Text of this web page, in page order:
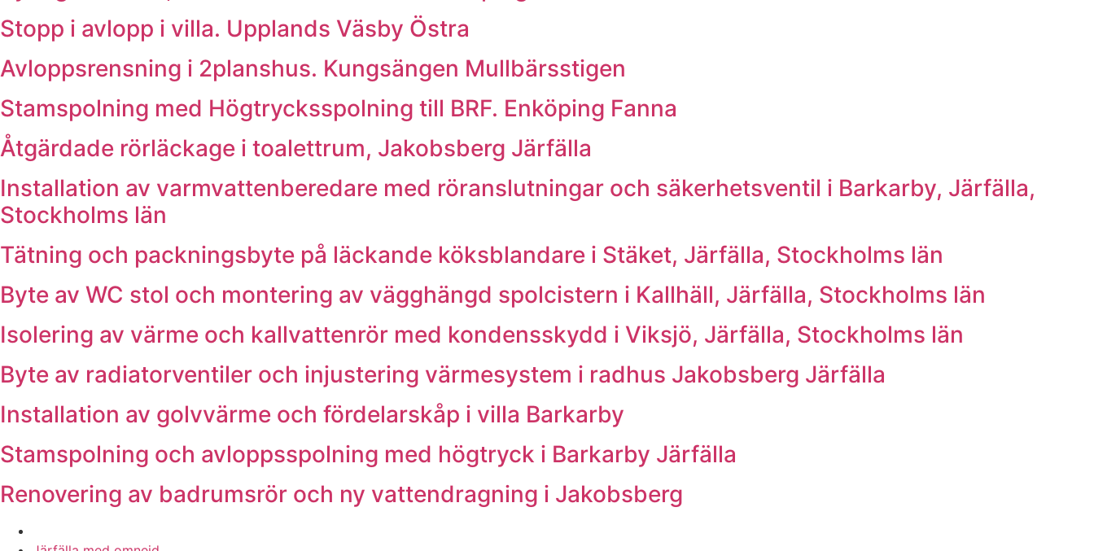
Stopp i avlopp i villa. Upplands Väsby Östra
Avloppsrensning i 2planshus. Kungsängen Mullbärsstigen
Stamspolning med Högtrycksspolning till BRF. Enköping Fanna
Åtgärdade rörläckage i toalettrum, Jakobsberg Järfälla
Installation av varmvattenberedare med röranslutningar och säkerhetsventil i Barkarby, Järfälla,
Stockholms län
Tätning och packningsbyte på läckande köksblandare i Stäket, Järfälla, Stockholms län
Byte av WC stol och montering av vägghängd spolcistern i Kallhäll, Järfälla, Stockholms län
Isolering av värme och kallvattenrör med kondensskydd i Viksjö, Järfälla, Stockholms län
Byte av radiatorventiler och injustering värmesystem i radhus Jakobsberg Järfälla
Installation av golvvärme och fördelarskåp i villa Barkarby
Stamspolning och avloppsspolning med högtryck i Barkarby Järfälla
Renovering av badrumsrör och ny vattendragning i Jakobsberg